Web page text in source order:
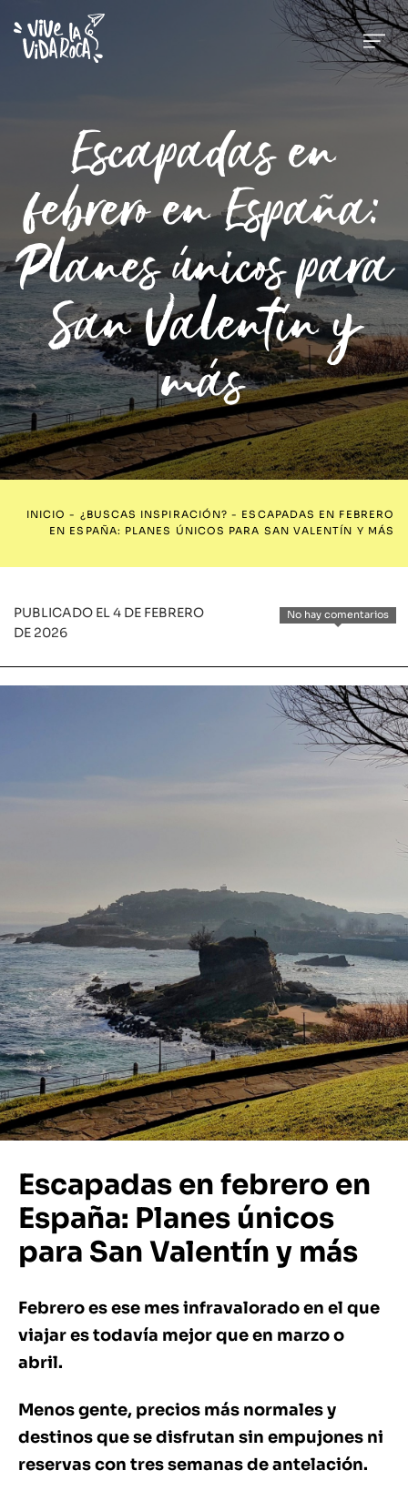
Escapadas en
febrero en España:
Planes únicos para
San Valentín y
más
INICIO - ¿BUSCAS INSPIRACIÓN? - ESCAPADAS EN FEBRERO
EN ESPAÑA: PLANES ÚNICOS PARA SAN VALENTÍN Y MÁS
No hay comentarios
PUBLICADO EL 4 DE FEBRERO
DE 2026
Escapadas en febrero en
España: Planes únicos
para San Valentín y más
Febrero es ese mes infravalorado en el que
viajar es todavía mejor que en marzo o
abril.
Menos gente, precios más normales y
destinos que se disfrutan sin empujones ni
reservas con tres semanas de antelación.